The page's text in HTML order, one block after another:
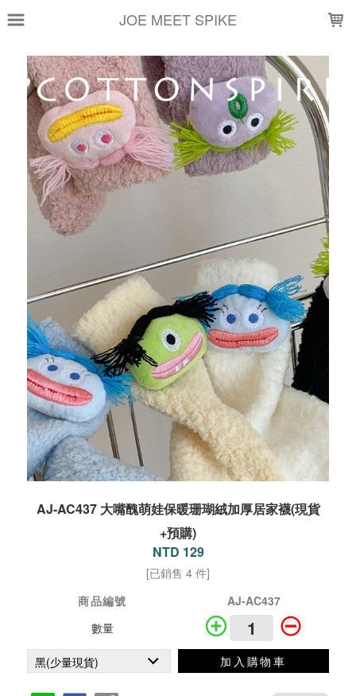
JOE MEET SPIKE
AJ-AC437 大嘴醜萌娃保暖珊瑚絨加厚居家襪(現貨
+預購)
NTD 129
[已銷售 4 件]
商品編號
AJ-AC437
數量
加入購物車